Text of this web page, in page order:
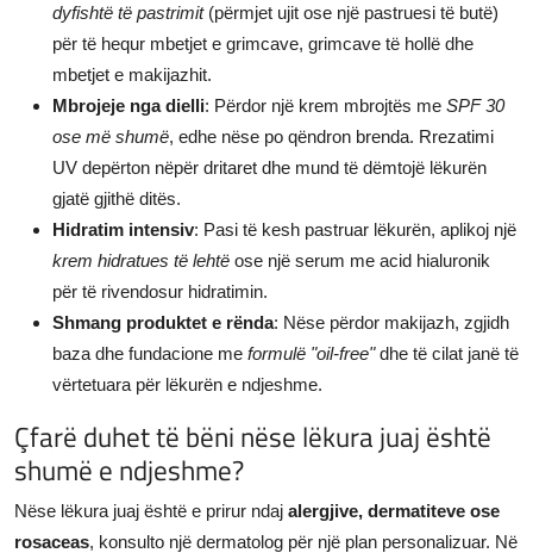
dyfishtë të pastrimit(përmjet ujit ose një pastruesi të butë)
për të hequr mbetjet e grimcave, grimcave të hollë dhe
mbetjet e makijazhit.
Mbrojeje nga dielli: Përdor një krem mbrojtës me SPF 30
ose më shumë, edhe nëse po qëndron brenda. Rrezatimi
UV depërton nëpër dritaret dhe mund të dëmtojë lëkurën
gjatë gjithë ditës.
Hidratim intensiv: Pasi të kesh pastruar lëkurën, aplikoj një
krem hidratues të lehtë ose një serum me acid hialuronik
për të rivendosur hidratimin.
Shmang produktet e rënda: Nëse përdor makijazh, zgjidh
baza dhe fundacione me formulë "oil-free"dhe të cilat janë të
vërtetuara për lëkurën e ndjeshme.
Çfarë duhet të bëni nëse lëkura juaj është
shumë e ndjeshme?
Nëse lëkura juaj është e prirur ndaj alergjive, dermatiteve ose
rosaceas, konsulto një dermatolog për një plan personalizuar. Në